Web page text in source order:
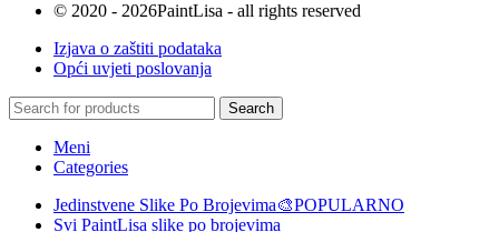
© 2020 - 2026PaintLisa - all rights reserved
Izjava o zaštiti podataka
Opći uvjeti poslovanja
Search
Meni
Categories
Jedinstvene Slike Po Brojevima🎨POPULARNO
Svi PaintLisa slike po brojevima